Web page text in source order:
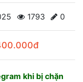
1793 0
khi bị chặn